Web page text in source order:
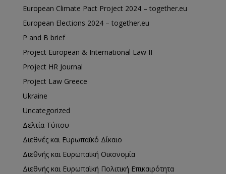
European Climate Pact Project 2024 – together.eu
European Elections 2024 – together.eu
P and B brief
Project European & International Law II
Project HR Journal
Project Law Greece
Ukraine
Uncategorized
Δελτία Τύπου
Διεθνές και Ευρωπαϊκό Δίκαιο
Διεθνής και Ευρωπαϊκή Οικονομία
Διεθνής και Ευρωπαϊκή Πολιτική Επικαιρότητα